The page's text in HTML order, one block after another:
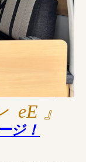
eE 』
ジ！